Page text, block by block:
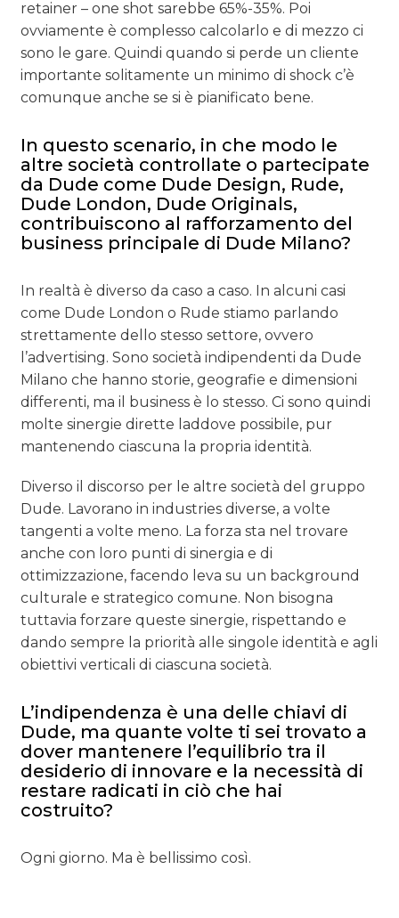
retainer – one shot sarebbe 65%-35%. Poi
ovviamente è complesso calcolarlo e di mezzo ci
sono le gare. Quindi quando si perde un cliente
importante solitamente un minimo di shock c’è
comunque anche se si è pianificato bene.
In questo scenario, in che modo le
altre società controllate o partecipate
da Dude come Dude Design, Rude,
Dude London, Dude Originals,
contribuiscono al rafforzamento del
business principale di Dude Milano?
In realtà è diverso da caso a caso. In alcuni casi
come Dude London o Rude stiamo parlando
strettamente dello stesso settore, ovvero
l’advertising. Sono società indipendenti da Dude
Milano che hanno storie, geografie e dimensioni
differenti, ma il business è lo stesso. Ci sono quindi
molte sinergie dirette laddove possibile, pur
mantenendo ciascuna la propria identità.
Diverso il discorso per le altre società del gruppo
Dude. Lavorano in industries diverse, a volte
tangenti a volte meno. La forza sta nel trovare
anche con loro punti di sinergia e di
ottimizzazione, facendo leva su un background
culturale e strategico comune. Non bisogna
tuttavia forzare queste sinergie, rispettando e
dando sempre la priorità alle singole identità e agli
obiettivi verticali di ciascuna società.
L’indipendenza è una delle chiavi di
Dude, ma quante volte ti sei trovato a
dover mantenere l’equilibrio tra il
desiderio di innovare e la necessità di
restare radicati in ciò che hai
costruito?
Ogni giorno. Ma è bellissimo così.